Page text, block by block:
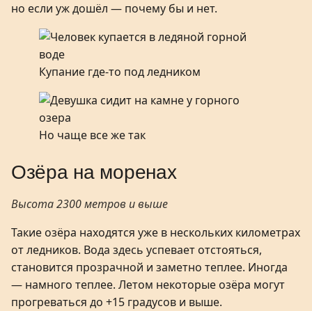
но если уж дошёл — почему бы и нет.
Купание где-то под ледником
Но чаще все же так
Озёра на моренах
Высота 2300 метров и выше
Такие озёра находятся уже в нескольких километрах
от ледников. Вода здесь успевает отстояться,
становится прозрачной и заметно теплее. Иногда
— намного теплее. Летом некоторые озёра могут
прогреваться до +15 градусов и выше.